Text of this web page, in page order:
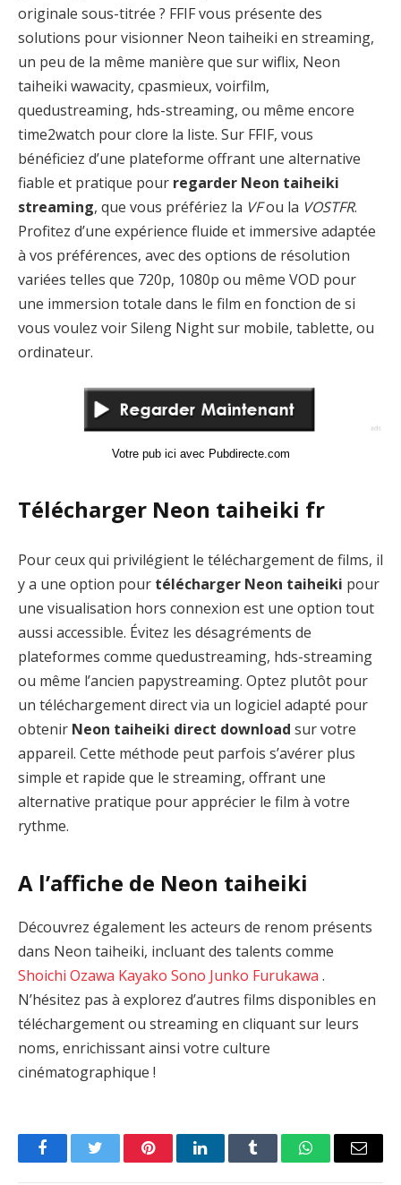
originale sous-titrée ? FFIF vous présente des
solutions pour visionner Neon taiheiki en streaming,
un peu de la même manière que sur wiflix, Neon
taiheiki wawacity, cpasmieux, voirfilm,
quedustreaming, hds-streaming, ou même encore
time2watch pour clore la liste. Sur FFIF, vous
bénéficiez d’une plateforme offrant une alternative
fiable et pratique pour regarder Neon taiheiki
streaming, que vous préfériez la VFou la VOSTFR.
Profitez d’une expérience fluide et immersive adaptée
à vos préférences, avec des options de résolution
variées telles que 720p, 1080p ou même VOD pour
une immersion totale dans le film en fonction de si
vous voulez voir Sileng Night sur mobile, tablette, ou
ordinateur.
Votre pub ici avec Pubdirecte.com
Télécharger Neon taiheiki fr
Pour ceux qui privilégient le téléchargement de films, il
y a une option pour télécharger Neon taiheiki pour
une visualisation hors connexion est une option tout
aussi accessible. Évitez les désagréments de
plateformes comme quedustreaming, hds-streaming
ou même l’ancien papystreaming. Optez plutôt pour
un téléchargement direct via un logiciel adapté pour
obtenir Neon taiheiki direct download sur votre
appareil. Cette méthode peut parfois s’avérer plus
simple et rapide que le streaming, offrant une
alternative pratique pour apprécier le film à votre
rythme.
A l’affiche de Neon taiheiki
Découvrez également les acteurs de renom présents
dans Neon taiheiki, incluant des talents comme
Shoichi Ozawa Kayako Sono Junko Furukawa .
N’hésitez pas à explorez d’autres films disponibles en
téléchargement ou streaming en cliquant sur leurs
noms, enrichissant ainsi votre culture
cinématographique !
FacebookTwitter PinterestLinkedInTumblr WhatsAppEmail